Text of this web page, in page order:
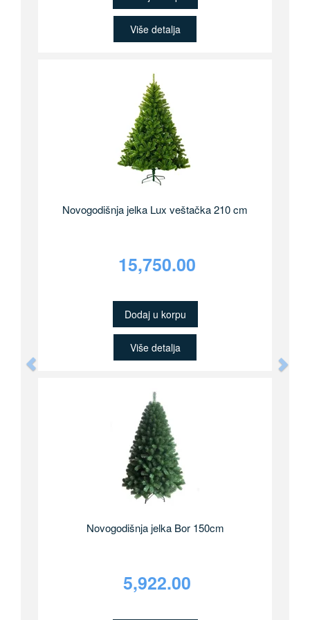
Više detalja
Novogodišnja jelka Lux veštačka 210 cm
15,750.00
Dodaj u korpu
Više detalja
Novogodišnja jelka Bor 150cm
5,922.00